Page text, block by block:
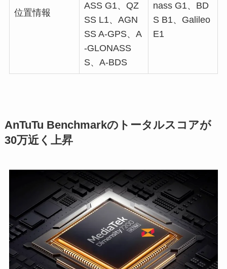
位置情報
ASS G1、QZ
SS L1、AGN
SS A-GPS、A
-GLONASS
S、A-BDS
nass G1、BD
S B1、Galileo
E1
AnTuTu Benchmarkのトータルスコアが
30万近く上昇